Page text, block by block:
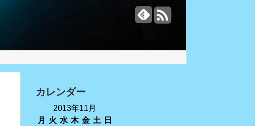
カレンダー
2013年11月
月
火 水 木 金 土 日